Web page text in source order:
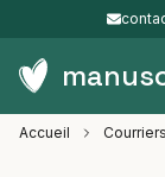
Accueil